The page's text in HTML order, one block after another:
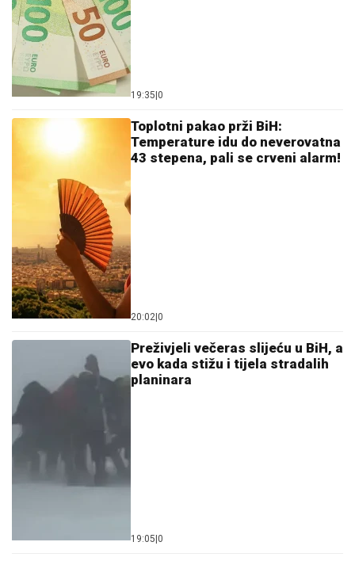
19:35 0
Toplotni pakao prži BiH:
Temperature idu do neverovatna
43 stepena, pali se crveni alarm!
20:02 0
Preživjeli večeras slijeću u BiH, a
evo kada stižu i tijela stradalih
planinara
19:05 0